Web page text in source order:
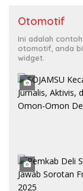
Otomotif
Ini adalah
otomotif, anda
widget.